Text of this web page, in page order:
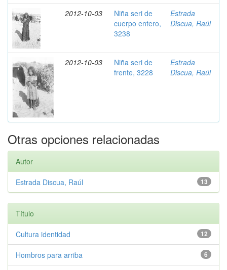
2012-10-03
Niña seri de
cuerpo entero,
3238
Estrada
Discua, Raúl
2012-10-03
Niña seri de
frente, 3228
Estrada
Discua, Raúl
Otras opciones relacionadas
Autor
13
Estrada Discua, Raúl
Título
12
Cultura identidad
6
Hombros para arriba